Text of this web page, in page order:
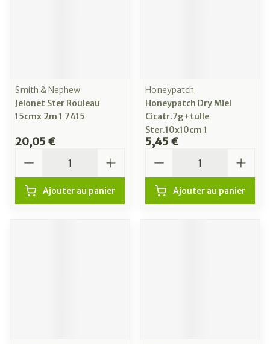
Smith & Nephew
Jelonet Ster Rouleau
15cmx 2m 1 7415
20,05 €
Ajouter au panier
Honeypatch
Honeypatch Dry Miel
Cicatr.7g+tulle
Ster.10x10cm 1
5,45 €
Ajouter au panier